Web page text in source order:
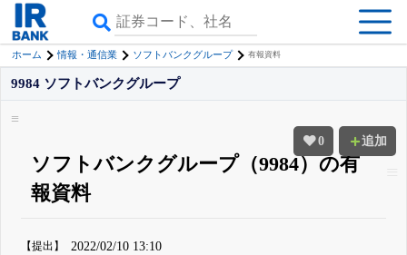
ホーム 情報・通信業 ソフトバンクグループ 有報資料
0 追加
9984 ソフトバンクグループ
ソフトバンクグループ（9984）の有
報資料
【提出】 2022/02/10 13:10